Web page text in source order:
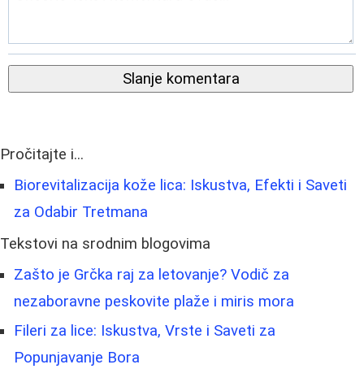
Slanje komentara
Pročitajte i...
Biorevitalizacija kože lica: Iskustva, Efekti i Saveti
za Odabir Tretmana
Tekstovi na srodnim blogovima
Zašto je Grčka raj za letovanje? Vodič za
nezaboravne peskovite plaže i miris mora
Fileri za lice: Iskustva, Vrste i Saveti za
Popunjavanje Bora